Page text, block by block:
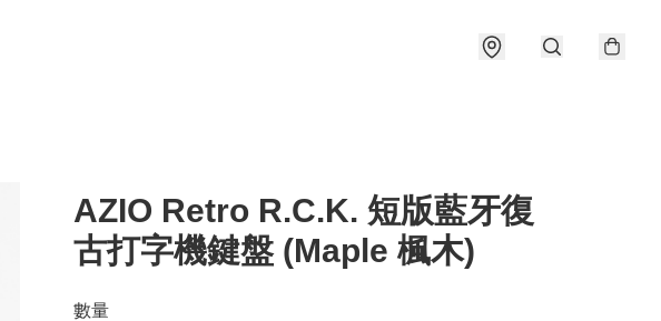
AZIO Retro R.C.K. 短版藍牙復
古打字機鍵盤 (Maple 楓木)
數量